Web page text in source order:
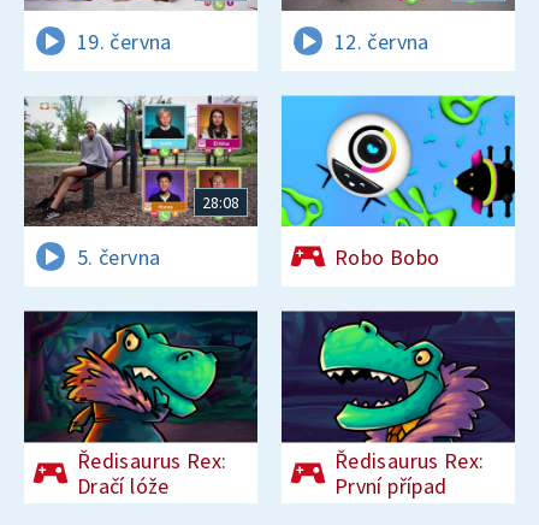
19. června 12. června
28:08
5. června Robo Bobo
Ředisaurus Rex:
Dračí lóže
Ředisaurus Rex:
První případ